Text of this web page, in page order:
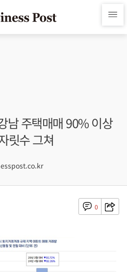
남 주택매매 90% 이상
릿수 그쳐
0